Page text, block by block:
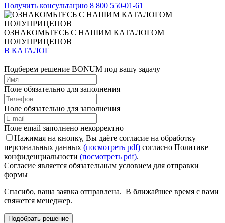
Получить консультацию 8 800 550-01-61
ОЗНАКОМЬТЕСЬ С НАШИМ КАТАЛОГОМ
ПОЛУПРИЦЕПОВ
В КАТАЛОГ
Подберем решение BONUM под вашу задачу
Поле обязательно для заполнения
Поле обязательно для заполнения
Поле email заполнено некорректно
Нажимая на кнопку, Вы даёте согласие на обработку
персональных данных (посмотреть pdf) согласно Политике
конфиденциальности (посмотреть pdf).
Согласие является обязательным условием для отправки
формы
Спасибо, ваша заявка отправлена. В ближайшее время с вами
свяжется менеджер.
Подобрать решение